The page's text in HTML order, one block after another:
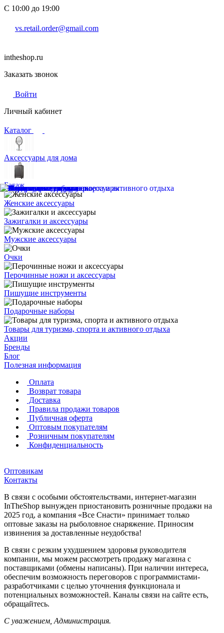
С 10:00 до 19:00
vs.retail.order@gmail.com
intheshop.ru
Заказать звонок
Войти
Личный кабинет
Каталог
Аксессуары для дома
Багаж
Женские аксессуары
Зажигалки и аксессуары
Мужские аксессуары
Очки
Перочинные ножи и аксессуары
Пишущие инструменты
Подарочные наборы
Товары для туризма, спорта и активного отдыха
Акции
Бренды
Блог
Полезная информация
Оплата
Возврат товара
Доставка
Правила продажи товаров
Публичная оферта
Оптовым покупателям
Розничным покупателям
Конфиденциальность
Оптовикам
Контакты
В связи с особыми обстоятельствами, интернет-магазин
InTheShop вынужден приостановить розничные продажи на
2025 год, а компания «Все Снасти» принимает только
оптовые заказы на рыболовное снаряжение. Приносим
извинения за доставленные неудобства!
В связи с резким ухудшением здоровья руководителя
компании, мы можем рассмотреть продажу магазина с
поставщиками (обмены написаны). При наличии интереса,
обеспечим возможность переговоров с программистами-
разработчиками с целью уточнения функционала и
потенциальных возможностей. Каналы связи на сайте есть,
обращайтесь.
С уважением, Администрация.